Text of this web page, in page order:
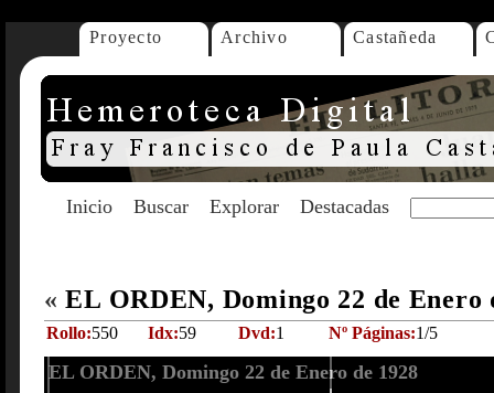
Proyecto Archivo Castañeda
Inicio Buscar Explorar Destacadas
« EL ORDEN, Domingo 22 de Enero
Rollo:550 Idx:59 Dvd:1 Nº Páginas:1/5
EL ORDEN, Domingo 22 de Enero de 1928